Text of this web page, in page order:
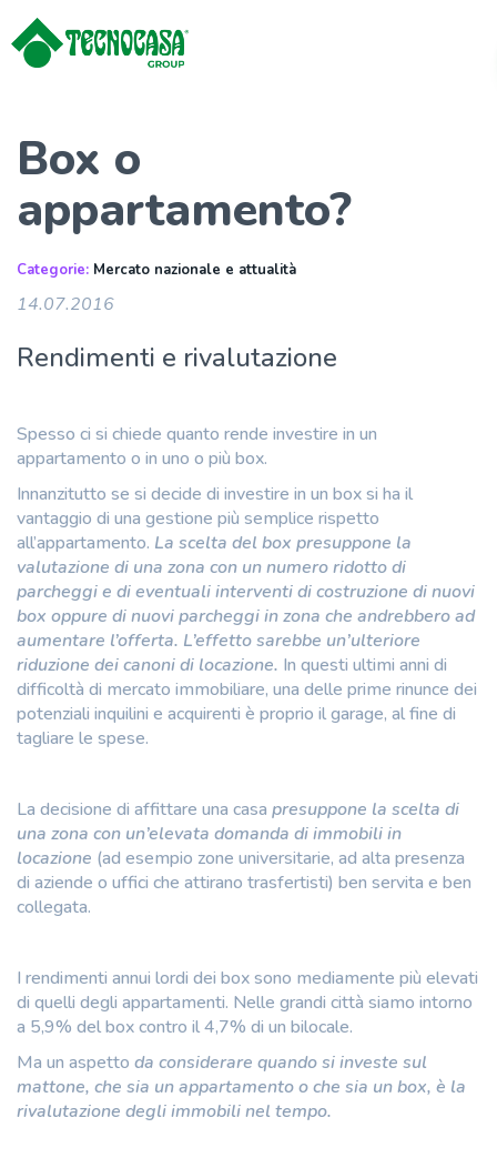
Box o
appartamento?
Categorie: Mercato nazionale e attualità
14.07.2016
Rendimenti e rivalutazione
Spesso ci si chiede quanto rende investire in un
appartamento o in uno o più box.
Innanzitutto se si decide di investire in un box si ha il
vantaggio di una gestione più semplice rispetto
all’appartamento. La scelta del box presuppone la
valutazione di una zona con un numero ridotto di
parcheggi e di eventuali interventi di costruzione di nuovi
box oppure di nuovi parcheggi in zona che andrebbero ad
aumentare l’offerta. L’effetto sarebbe un’ulteriore
riduzione dei canoni di locazione. In questi ultimi anni di
difficoltà di mercato immobiliare, una delle prime rinunce dei
potenziali inquilini e acquirenti è proprio il garage, al fine di
tagliare le spese.
La decisione di affittare una casa presuppone la scelta di
una zona con un’elevata domanda di immobili in
locazione (ad esempio zone universitarie, ad alta presenza
di aziende o uffici che attirano trasfertisti) ben servita e ben
collegata.
I rendimenti annui lordi dei box sono mediamente più elevati
di quelli degli appartamenti. Nelle grandi città siamo intorno
a 5,9% del box contro il 4,7% di un bilocale.
Ma un aspetto da considerare quando si investe sul
mattone, che sia un appartamento o che sia un box, è la
rivalutazione degli immobili nel tempo.